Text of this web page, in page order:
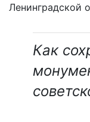
Ленинградской
Как